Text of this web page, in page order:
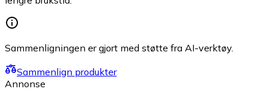
Sammenligningen er gjort med støtte fra AI-verktøy.
Sammenlign produkter
Annonse